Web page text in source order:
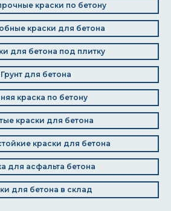
краски по бетону
краски для бетона
для бетона под плитку
Грунт для бетона
краска по бетону
краски для бетона
краски для бетона
для асфальта бетона
для бетона в склад